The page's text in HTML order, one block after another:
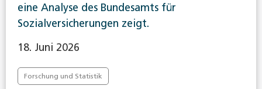
eine Analyse des Bundesamts für
Sozialversicherungen zeigt.
18. Juni 2026
Forschung und Statistik